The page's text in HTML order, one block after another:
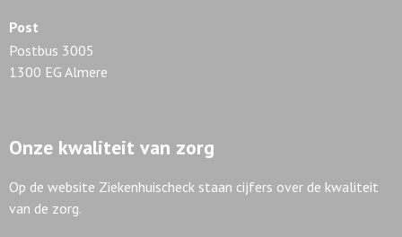
Post
Postbus 3005
1300 EG Almere
Onze kwaliteit van zorg
Op de website Ziekenhuischeck staan cijfers over de kwaliteit
van de zorg.